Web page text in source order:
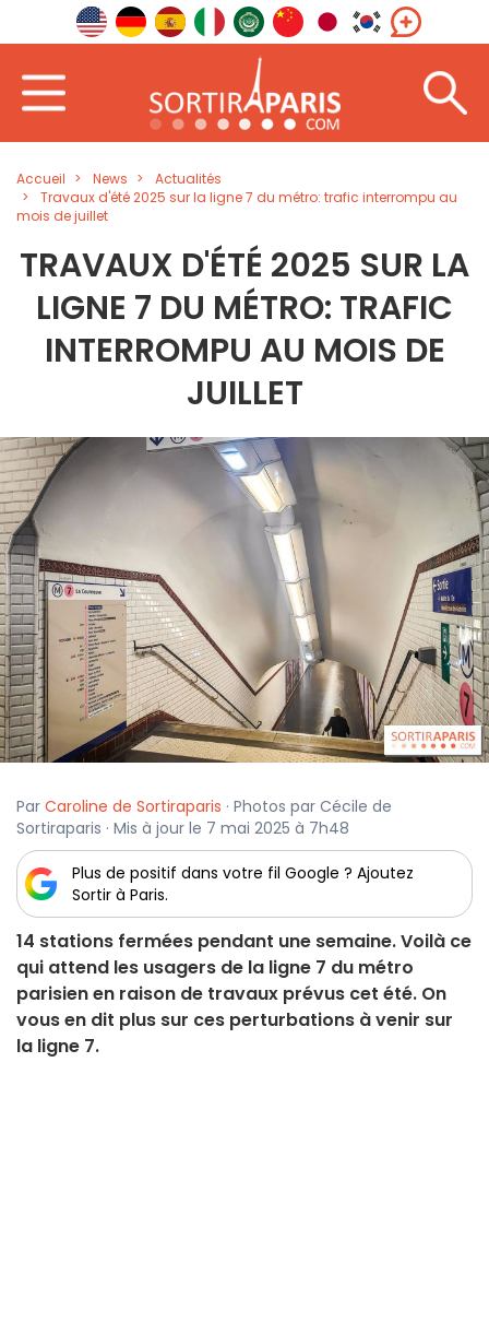
Accueil News
Actualités
Travaux d'été 2025 sur la ligne 7 du métro: trafic interrompu au
mois de juillet
TRAVAUX D'ÉTÉ 2025 SUR LA
LIGNE 7 DU MÉTRO: TRAFIC
INTERROMPU AU MOIS DE
JUILLET
Par Caroline de Sortiraparis · Photos par Cécile de
Sortiraparis · Mis à jour le 7 mai 2025 à 7h48
Plus de positif dans votre fil Google ? Ajoutez
Sortir à Paris.
14 stations fermées pendant une semaine. Voilà ce
qui attend les usagers de la ligne 7 du métro
parisien en raison de travaux prévus cet été. On
vous en dit plus sur ces perturbations à venir sur
la ligne 7.